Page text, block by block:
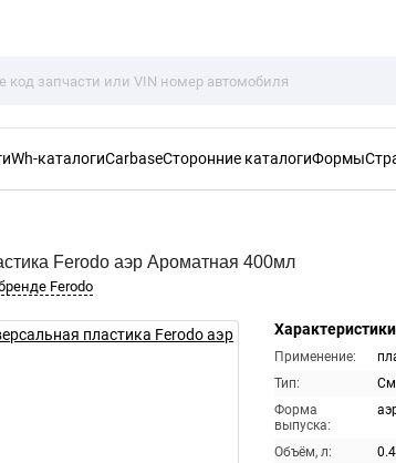
Wh-каталогиCarbaseСторонние каталогиФормы
Ferodo аэр Ароматная 400мл
Ferodo
Характеристики
Применение:
Тип:
Форма
выпуска:
Объём, л:
0.4